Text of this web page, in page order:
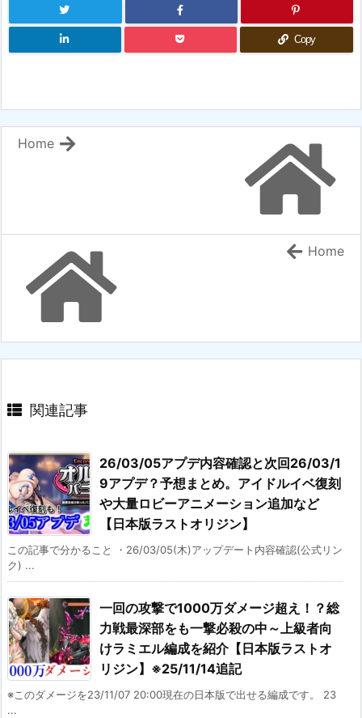
Copy
Home
Home
関連記事
26/03/05アプデ内容確認と次回26/03/1
9アプデ？予想まとめ。アイドルイベ復刻
や大量ロビーアニメーション追加など
【日本版ラストオリジン】
この記事で分かること ・26/03/05(木)アップデート内容確認(公式リン
ク) ...
一回の攻撃で1000万ダメージ超え！？総
力戦最深部をも一撃必殺の中～上級者向
けラミエル編成を紹介【日本版ラストオ
リジン】※25/11/14追記
※このダメージを23/11/07 20:00現在の日本版で出せる編成です。 23
...